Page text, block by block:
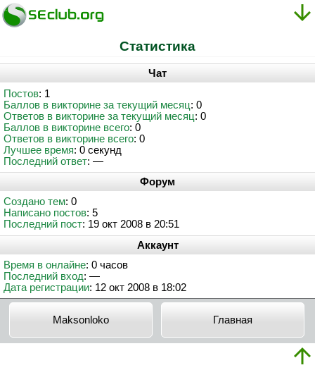
Статистика
Чат
Постов: 1
Баллов в викторине за текущий месяц: 0
Ответов в викторине за текущий месяц: 0
Баллов в викторине всего: 0
Ответов в викторине всего: 0
Лучшее время: 0 секунд
Последний ответ: —
Форум
Создано тем: 0
Написано постов: 5
Последний пост: 19 окт 2008 в 20:51
Аккаунт
Время в онлайне: 0 часов
Последний вход: —
Дата регистрации: 12 окт 2008 в 18:02
Maksonloko Главная